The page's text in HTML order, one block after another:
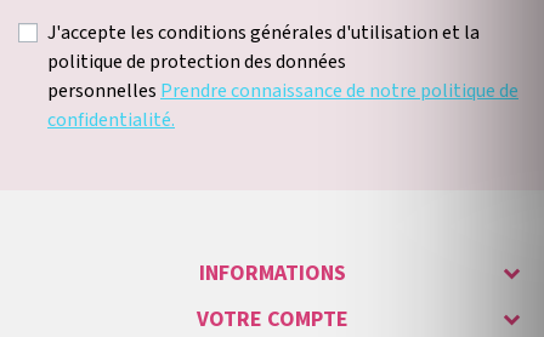
J'accepte les conditions générales d'utilisation et la
politique de protection des données
personnelles Prendre connaissance de notre politique de
confidentialité.
INFORMATIONS
VOTRE COMPTE